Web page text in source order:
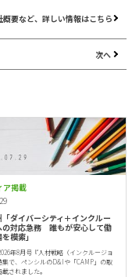
概要など、詳しい情報はこちら
次へ
ア掲載
ダイバーシティ＋インクルー
の対応急務 誰もが安心して働
模索」
年8月号『人材戦略（インクルージョ
集で、ペンシルのD&Iや「CAMP」の取
されました。